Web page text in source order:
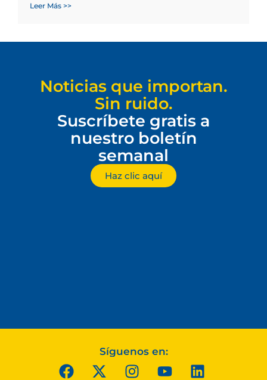
Leer Más >>
Noticias que importan.
Sin ruido.
Suscríbete gratis a
nuestro boletín
semanal
Haz clic aquí
Síguenos en: